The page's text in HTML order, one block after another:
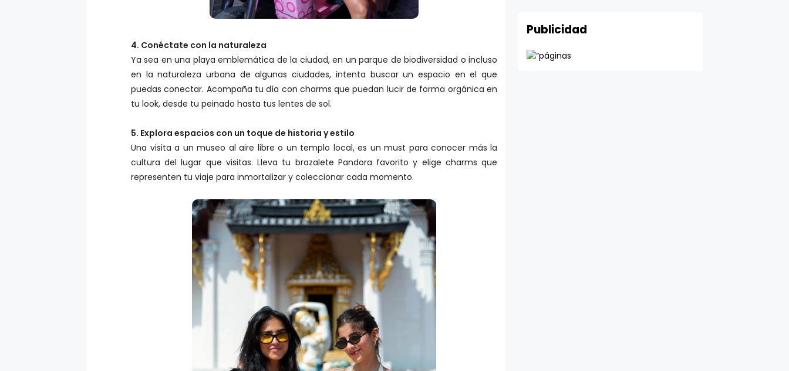
4. Conéctate con la naturaleza
Ya sea en una playa emblemática de la ciudad, en un parque de biodiversidad o incluso
en la naturaleza urbana de algunas ciudades, intenta buscar un espacio en el que
puedas conectar. Acompaña tu día con charms que puedan lucir de forma orgánica en
tu look, desde tu peinado hasta tus lentes de sol.
5. Explora espacios con un toque de historia y estilo
Una visita a un museo al aire libre o un templo local, es un must para conocer más la
cultura del lugar que visitas. Lleva tu brazalete Pandora favorito y elige charms que
representen tu viaje para inmortalizar y coleccionar cada momento.
Publicidad